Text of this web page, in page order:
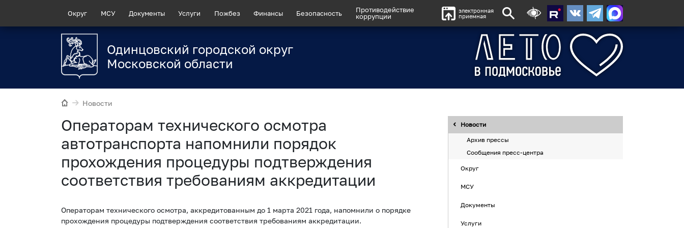
Округ МСУ Документы Услуги Пожбез Финансы Безопасность
Противодействие
коррупции
электронная
приемная
Одинцовский городской округ
Московской области
Новости
Операторам технического осмотра
автотранспорта напомнили порядок
прохождения процедуры подтверждения
соответствия требованиям аккредитации
Операторам технического осмотра, аккредитованным до 1 марта 2021 года, напомнили о порядке
прохождения процедуры подтверждения соответствия требованиям аккредитации.
Новости
Архив прессы
Сообщения пресс-центра
Округ
МСУ
Документы
Услуги